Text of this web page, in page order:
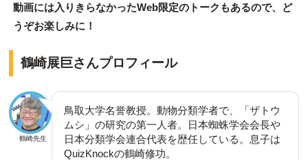
動画には入りきらなかったWeb限定のトークもあるので、ど
うぞお楽しみに！
鶴崎展巨さんプロフィール
鶴崎先生
鳥取大学名誉教授。動物分類学者で、「ザトウ
ムシ」の研究の第一人者。日本蜘蛛学会会長や
日本分類学会連合代表を歴任している。息子は
QuizKnockの鶴崎修功。